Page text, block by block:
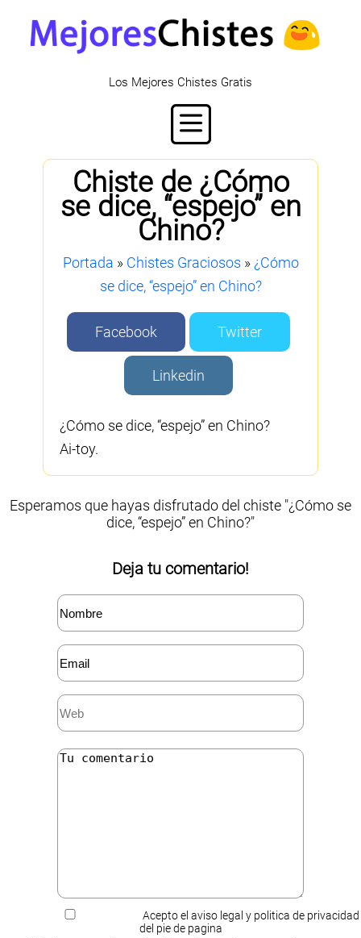
Los Mejores Chistes Gratis
Chiste de ¿Cómo
se dice, “espejo” en
Chino?
Portada » Chistes Graciosos » ¿Cómo
se dice, “espejo” en Chino?
Facebook Twitter
Linkedin
¿Cómo se dice, “espejo” en Chino?
Ai-toy.
Esperamos que hayas disfrutado del chiste "¿Cómo se
dice, “espejo” en Chino?"
Deja tu comentario!
Acepto el aviso legal y politica de privacidad
del pie de pagina